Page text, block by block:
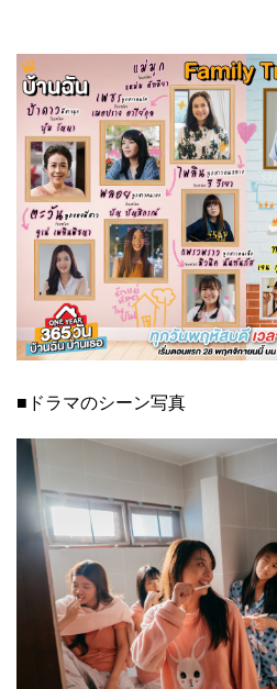
■ドラマのシーン写真